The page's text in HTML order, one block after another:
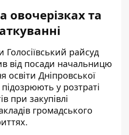
овочерізках та
райсуд
від посади начальницю
освіти Дніпровської
у розтраті
при закупівлі
громадського